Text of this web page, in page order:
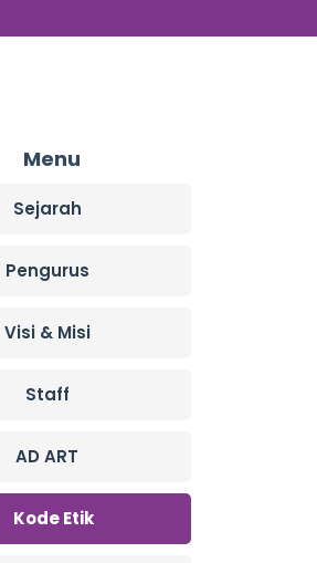
Menu
Sejarah
Pengurus
Visi & Misi
Staff
AD ART
Kode Etik